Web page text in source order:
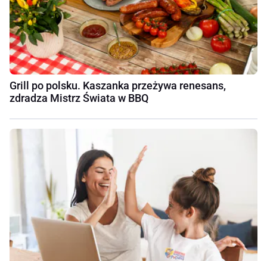
Grill po polsku. Kaszanka przeżywa renesans,
zdradza Mistrz Świata w BBQ